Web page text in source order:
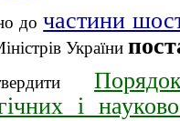
дочастини
України
і